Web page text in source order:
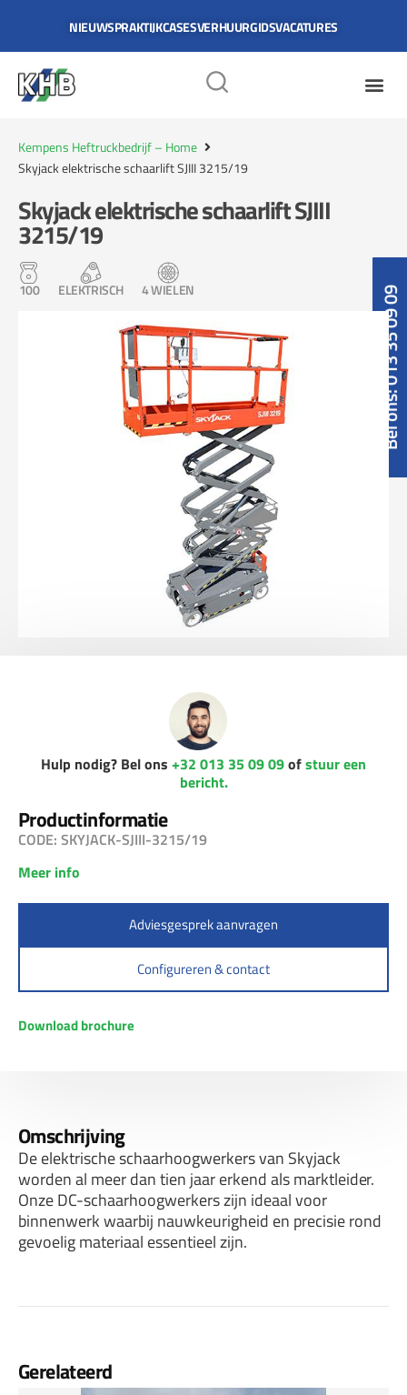
Bel ons: 013 35 09 09
NIEUWSPRAKTIJKCASESVERHUURGIDSVACATURES
Kempens Heftruckbedrijf – Home
Skyjack elektrische schaarlift SJIII 3215/19
Skyjack elektrische schaarlift SJIII
3215/19
100 ELEKTRISCH 4 WIELEN
Hulp nodig? Bel ons +32 013 35 09 09ofstuur een
bericht.
Productinformatie
CODE: SKYJACK-SJIII-3215/19
Meer info
Adviesgesprek aanvragen
Configureren & contact
Download brochure
Omschrijving
De elektrische schaarhoogwerkers van Skyjack
worden al meer dan tien jaar erkend als marktleider.
Onze DC-schaarhoogwerkers zijn ideaal voor
binnenwerk waarbij nauwkeurigheid en precisie rond
gevoelig materiaal essentieel zijn.
Gerelateerd